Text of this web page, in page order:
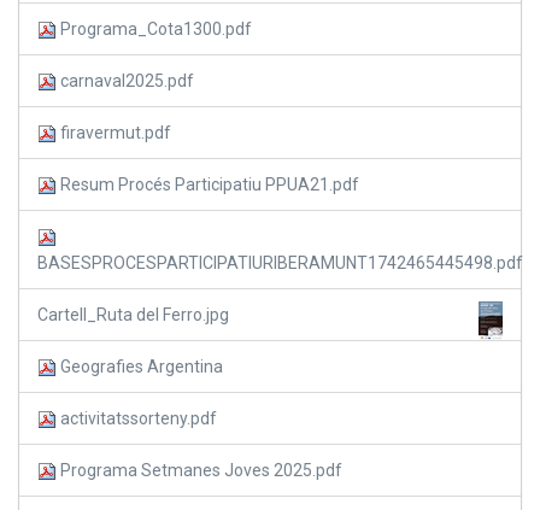
Programa_Cota1300.pdf
carnaval2025.pdf
firavermut.pdf
Resum Procés Participatiu PPUA21.pdf
BASESPROCESPARTICIPATIURIBERAMUNT1742465445498.pdf
Cartell_Ruta del Ferro.jpg
Geografies Argentina
activitatssorteny.pdf
Programa Setmanes Joves 2025.pdf